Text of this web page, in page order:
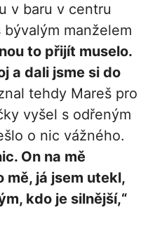
v baru v centru
manželem
to přijít muselo.
a dali jsme si do
tehdy Mareš pro
vyšel s odřeným
o nic vážného.
On na mě
já jsem utekl,
kdo je silnější,“